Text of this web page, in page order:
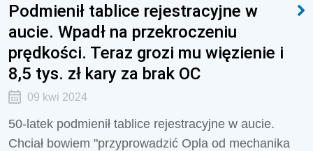
Podmienił tablice rejestracyjne w
aucie. Wpadł na przekroczeniu
prędkości. Teraz grozi mu więzienie i
8,5 tys. zł kary za brak OC
09 kwi 2024
50-latek podmienił tablice rejestracyjne w aucie.
Chciał bowiem "przyprowadzić Opla od mechanika